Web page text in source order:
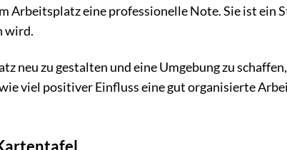
Arbeitsplatz eine professionelle Note. Sie ist ein
wird.
neu zu gestalten und eine Umgebung zu
viel positiver Einfluss eine gut organisierte